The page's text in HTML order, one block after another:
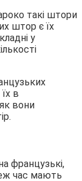
такі штори
штор є їх
у
в
вони
французькі,
час мають